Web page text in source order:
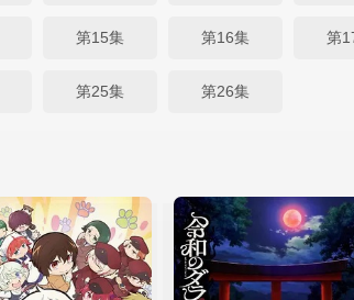
第15集 第16集 第
第25集 第26集